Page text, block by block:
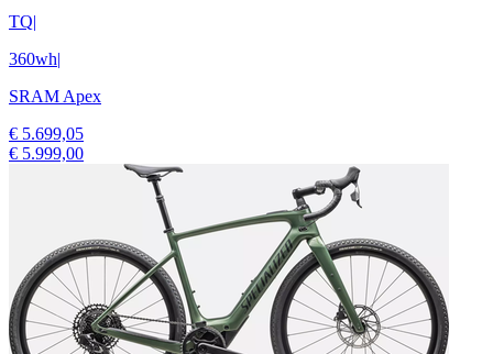
TQ|
360wh|
SRAM Apex
€ 5.699,05
€ 5.999,00